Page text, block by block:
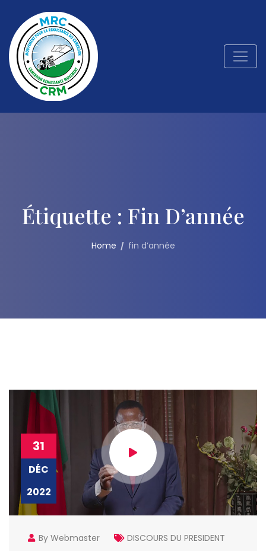
Étiquette : Fin D’année
Home fin d’année
31
DÉC
2022
By Webmaster DISCOURS DU PRESIDENT